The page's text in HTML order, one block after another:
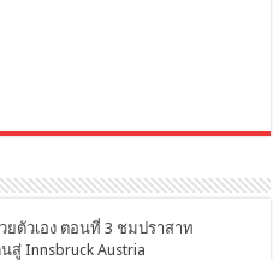
ยตัวเอง ตอนที่ 3 ชมปราสาท
สู่ Innsbruck Austria